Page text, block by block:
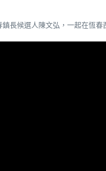
候選人陳文弘，一起在恆